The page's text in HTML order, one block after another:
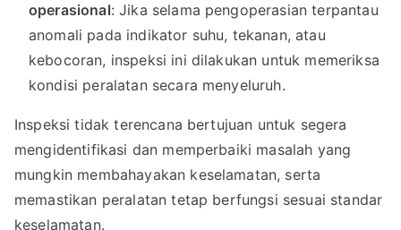
operasional: Jika selama pengoperasian terpantau
anomali pada indikator suhu, tekanan, atau
kebocoran, inspeksi ini dilakukan untuk memeriksa
kondisi peralatan secara menyeluruh.
Inspeksi tidak terencana bertujuan untuk segera
mengidentifikasi dan memperbaiki masalah yang
mungkin membahayakan keselamatan, serta
memastikan peralatan tetap berfungsi sesuai standar
keselamatan.